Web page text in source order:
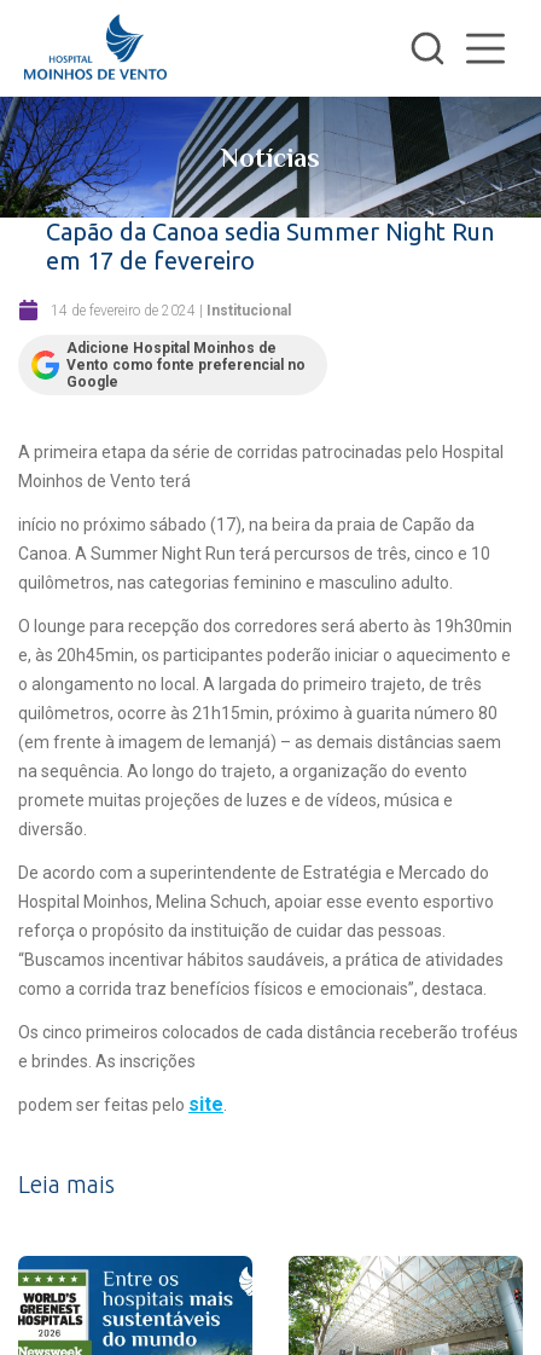
Notícias
Capão da Canoa sedia Summer Night Run
em 17 de fevereiro
14 de fevereiro de 2024 | Institucional
Adicione Hospital Moinhos de
Vento como fonte preferencial no
Google
A primeira etapa da série de corridas patrocinadas pelo Hospital
Moinhos de Vento terá
início no próximo sábado (17), na beira da praia de Capão da
Canoa. A Summer Night Run terá percursos de três, cinco e 10
quilômetros, nas categorias feminino e masculino adulto.
O lounge para recepção dos corredores será aberto às 19h30min
e, às 20h45min, os participantes poderão iniciar o aquecimento e
o alongamento no local. A largada do primeiro trajeto, de três
quilômetros, ocorre às 21h15min, próximo à guarita número 80
(em frente à imagem de Iemanjá) – as demais distâncias saem
na sequência. Ao longo do trajeto, a organização do evento
promete muitas projeções de luzes e de vídeos, música e
diversão.
De acordo com a superintendente de Estratégia e Mercado do
Hospital Moinhos, Melina Schuch, apoiar esse evento esportivo
reforça o propósito da instituição de cuidar das pessoas.
“Buscamos incentivar hábitos saudáveis, a prática de atividades
como a corrida traz benefícios físicos e emocionais”, destaca.
Os cinco primeiros colocados de cada distância receberão troféus
e brindes. As inscrições
podem ser feitas pelo site
Leia mais